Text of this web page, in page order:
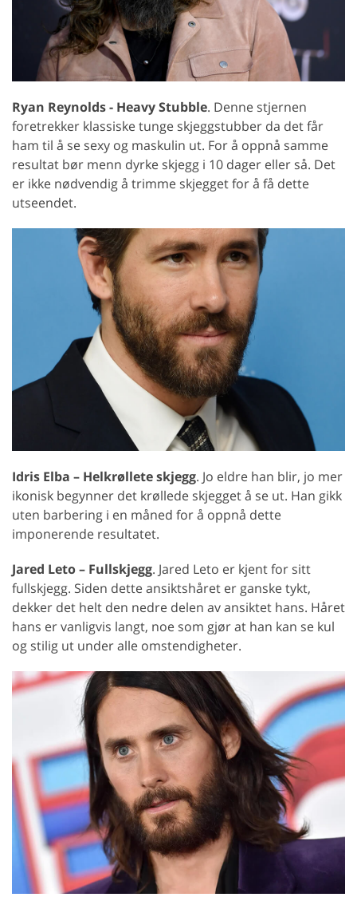
Ryan Reynolds - Heavy Stubble. Denne stjernen
foretrekker klassiske tunge skjeggstubber da det får
ham til å se sexy og maskulin ut. For å oppnå samme
resultat bør menn dyrke skjegg i 10 dager eller så. Det
er ikke nødvendig å trimme skjegget for å få dette
utseendet.
Idris Elba – Helkrøllete skjegg. Jo eldre han blir, jo mer
ikonisk begynner det krøllede skjegget å se ut. Han gikk
uten barbering i en måned for å oppnå dette
imponerende resultatet.
Jared Leto – Fullskjegg. Jared Leto er kjent for sitt
fullskjegg. Siden dette ansiktshåret er ganske tykt,
dekker det helt den nedre delen av ansiktet hans. Håret
hans er vanligvis langt, noe som gjør at han kan se kul
og stilig ut under alle omstendigheter.